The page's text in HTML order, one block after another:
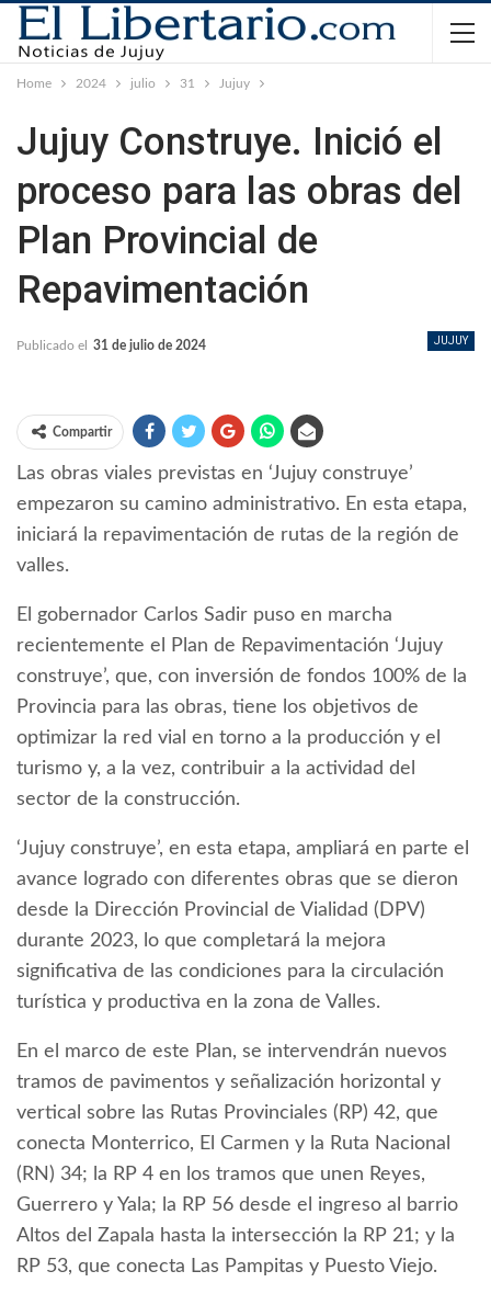
Home 2024 julio 31 Jujuy
Jujuy Construye. Inició el
proceso para las obras del
Plan Provincial de
Repavimentación
JUJUY
Publicado el 31 de julio de 2024
Compartir
Las obras viales previstas en ‘Jujuy construye’
empezaron su camino administrativo. En esta etapa,
iniciará la repavimentación de rutas de la región de
valles.
El gobernador Carlos Sadir puso en marcha
recientemente el Plan de Repavimentación ‘Jujuy
construye’, que, con inversión de fondos 100% de la
Provincia para las obras, tiene los objetivos de
optimizar la red vial en torno a la producción y el
turismo y, a la vez, contribuir a la actividad del
sector de la construcción.
‘Jujuy construye’, en esta etapa, ampliará en parte el
avance logrado con diferentes obras que se dieron
desde la Dirección Provincial de Vialidad (DPV)
durante 2023, lo que completará la mejora
significativa de las condiciones para la circulación
turística y productiva en la zona de Valles.
En el marco de este Plan, se intervendrán nuevos
tramos de pavimentos y señalización horizontal y
vertical sobre las Rutas Provinciales (RP) 42, que
conecta Monterrico, El Carmen y la Ruta Nacional
(RN) 34; la RP 4 en los tramos que unen Reyes,
Guerrero y Yala; la RP 56 desde el ingreso al barrio
Altos del Zapala hasta la intersección la RP 21; y la
RP 53, que conecta Las Pampitas y Puesto Viejo.